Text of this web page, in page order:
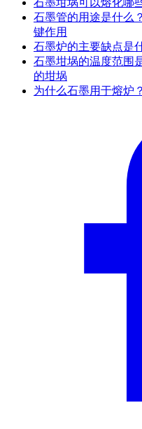
石墨管的用途是什么
键作用
石墨炉的主要缺点是
石墨坩埚的温度范围
的坩埚
为什么石墨用于熔炉